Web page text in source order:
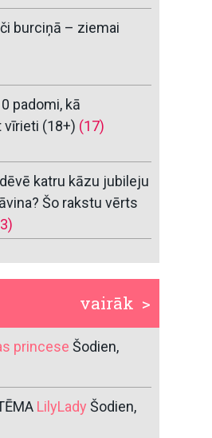
burciņā – ziemai
padomi, kā
vīrieti (18+) (17)
katru kāzu jubileju
Šo rakstu vērts
vairāk >
princese Šodien,
LilyLady Šodien,